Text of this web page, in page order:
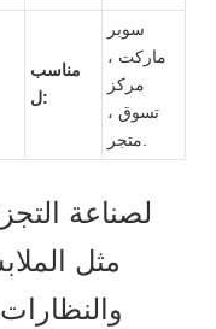
مناسب
ل:
سوبر
ماركت ،
مركز
تسوق ،
لصناعة
مثل